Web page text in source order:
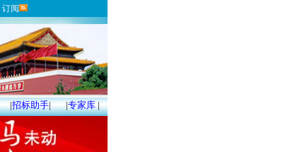
订阅
|招标助手| |专家库|